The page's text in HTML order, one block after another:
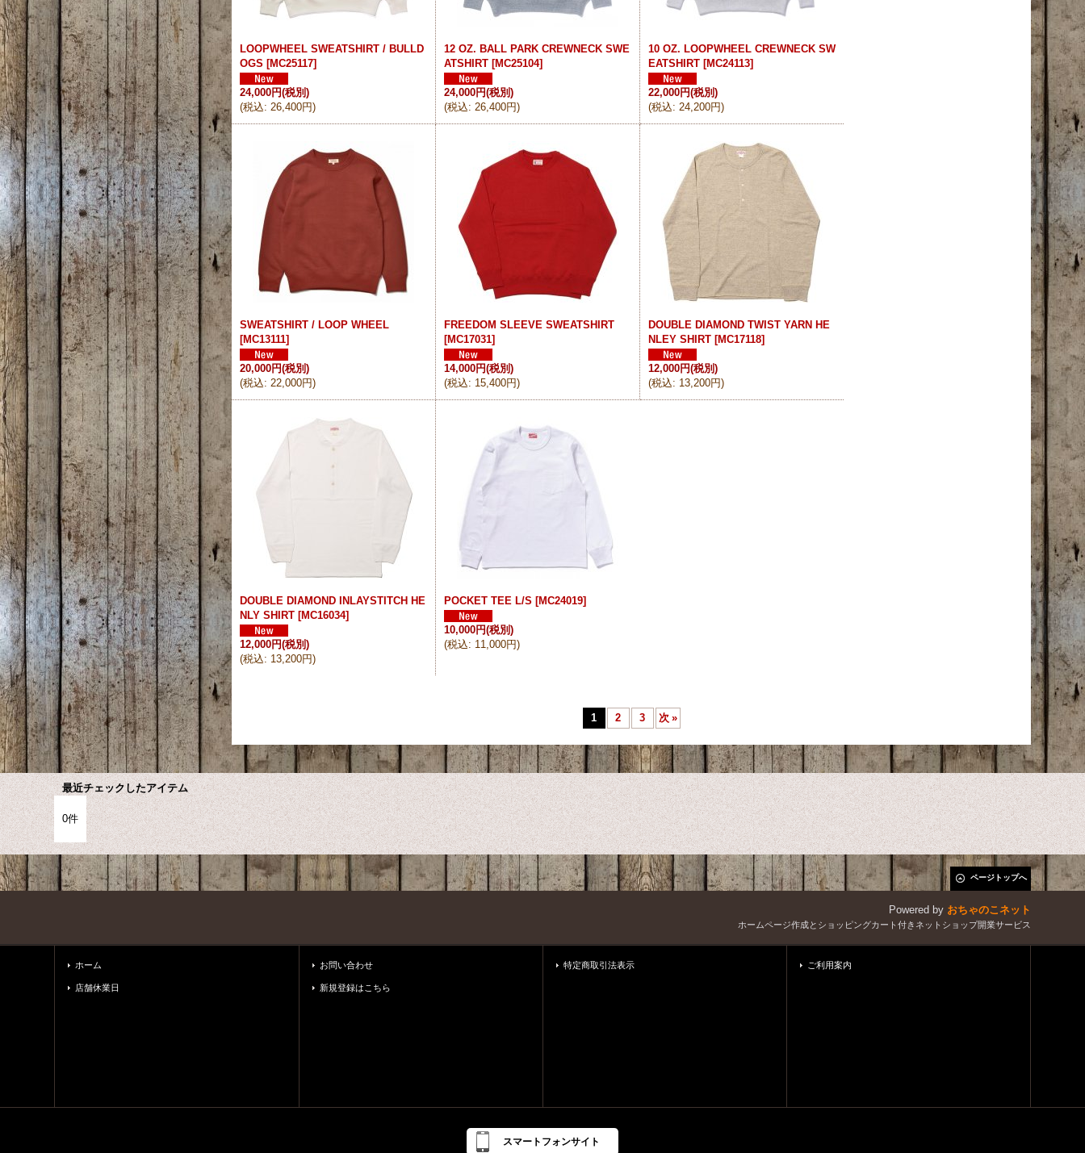
LOOPWHEEL SWEATSHIRT / BULLD
OGS [MC25117]
24,000円(税別)
(税込: 26,400円)
12 OZ. BALL PARK CREWNECK SWE
ATSHIRT [MC25104]
24,000円(税別)
(税込: 26,400円)
10 OZ. LOOPWHEEL CREWNECK SW
EATSHIRT [MC24113]
22,000円(税別)
(税込: 24,200円)
SWEATSHIRT / LOOP WHEEL
[MC13111]
20,000円(税別)
(税込: 22,000円)
FREEDOM SLEEVE SWEATSHIRT
[MC17031]
14,000円(税別)
(税込: 15,400円)
DOUBLE DIAMOND TWIST YARN HE
NLEY SHIRT [MC17118]
12,000円(税別)
(税込: 13,200円)
DOUBLE DIAMOND INLAYSTITCH HE
NLY SHIRT [MC16034]
12,000円(税別)
(税込: 13,200円)
POCKET TEE L/S [MC24019]
10,000円(税別)
(税込: 11,000円)
1 2 3 次 »
最近チェックしたアイテム
0件
ページトップへ
Powered by おちゃのこネット
ホームページ作成とショッピングカート付きネットショップ開業サービス
ホーム
店舗休業日
お問い合わせ
新規登録はこちら
特定商取引法表示 ご利用案内
スマートフォンサイト